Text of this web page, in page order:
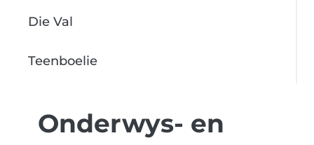
Die Val
Teenboelie
Onderwys- en